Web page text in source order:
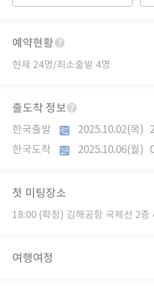
예약현황
현재 24명/최소출발 4명
출도착 정보
한국출발 2025.10.02(목)
한국도착
2025.10.06(월)
첫 미팅장소
18:00 (확정) 김해공항 국제선 2층
여행여정